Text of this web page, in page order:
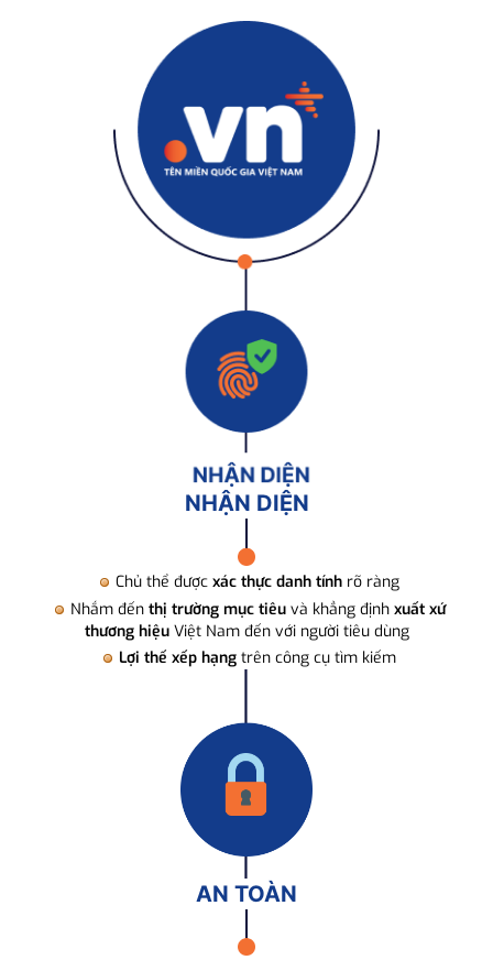
NHẬN DIỆN
Chủ thể được xác thực danh tính rõ ràng
Nhắm đến thị trường mục tiêuvà khẳng định xuất xứ
thương hiệuViệt Nam đến với người tiêu dùng
Lợi thế xếp hạng trên công cụ tìm kiếm
AN TOÀN